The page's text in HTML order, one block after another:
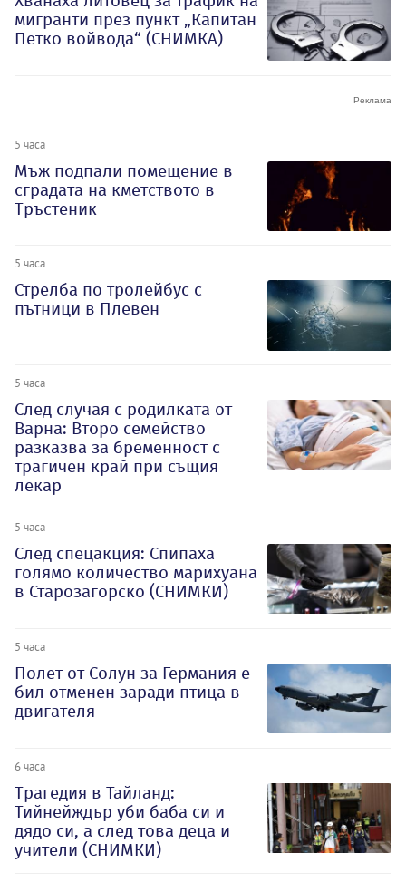
мигранти през пункт „Капитан
Петко войвода“ (СНИМКА)
5 часа
Мъж подпали помещение в
сградата на кметството в
Тръстеник
5 часа
Стрелба по тролейбус с
пътници в Плевен
5 часа
След случая с родилката от
Варна: Второ семейство
разказва за бременност с
трагичен край при същия
лекар
5 часа
След спецакция: Спипаха
голямо количество марихуана
в Старозагорско (СНИМКИ)
5 часа
Полет от Солун за Германия е
бил отменен заради птица в
двигателя
6 часа
Трагедия в Тайланд:
Тийнейждър уби баба си и
дядо си, а след това деца и
учители (СНИМКИ)